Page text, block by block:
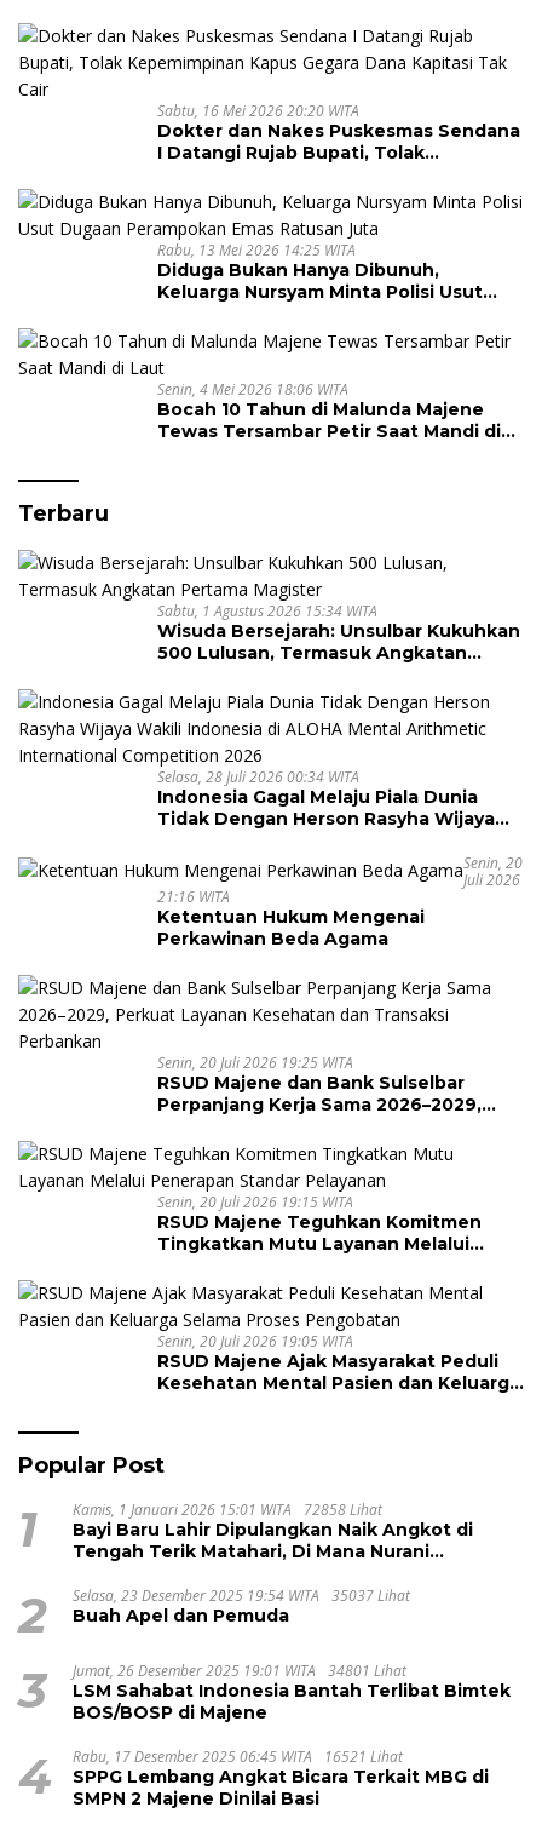
Sabtu, 16 Mei 2026 20:20 WITA
Dokter dan Nakes Puskesmas Sendana
I Datangi Rujab Bupati, Tolak
Kapitasi Tak Cair
Rabu, 13 Mei 2026 14:25 WITA
Diduga Bukan Hanya Dibunuh,
Keluarga Nursyam Minta Polisi Usut
Juta
Senin, 4 Mei 2026 18:06 WITA
Bocah 10 Tahun di Malunda Majene
Tewas Tersambar Petir Saat Mandi di
Terbaru
Sabtu, 1 Agustus 2026 15:34 WITA
Wisuda Bersejarah: Unsulbar Kukuhkan
500 Lulusan, Termasuk Angkatan
Selasa, 28 Juli 2026 00:34 WITA
Indonesia Gagal Melaju Piala Dunia
Tidak Dengan Herson Rasyha Wijaya
Arithmetic International Competition
2026
Senin, 20
Juli 2026
21:16 WITA
Ketentuan Hukum Mengenai
Perkawinan Beda Agama
Senin, 20 Juli 2026 19:25 WITA
RSUD Majene dan Bank Sulselbar
Perpanjang Kerja Sama 2026–2029,
Transaksi Perbankan
Senin, 20 Juli 2026 19:15 WITA
RSUD Majene Teguhkan Komitmen
Tingkatkan Mutu Layanan Melalui
Senin, 20 Juli 2026 19:05 WITA
RSUD Majene Ajak Masyarakat Peduli
Kesehatan Mental Pasien dan Keluarga
Popular Post
1 Kamis, 1 Januari 2026 15:01 WITA 72858 Lihat
Bayi Baru Lahir Dipulangkan Naik Angkot di
Tengah Terik Matahari, Di Mana Nurani
2 Selasa, 23 Desember 2025 19:54 WITA 35037 Lihat
Buah Apel dan Pemuda
3 Jumat, 26 Desember 2025 19:01 WITA 34801 Lihat
LSM Sahabat Indonesia Bantah Terlibat Bimtek
BOS/BOSP di Majene
4 Rabu, 17 Desember 2025 06:45 WITA 16521 Lihat
SPPG Lembang Angkat Bicara Terkait MBG di
SMPN 2 Majene Dinilai Basi